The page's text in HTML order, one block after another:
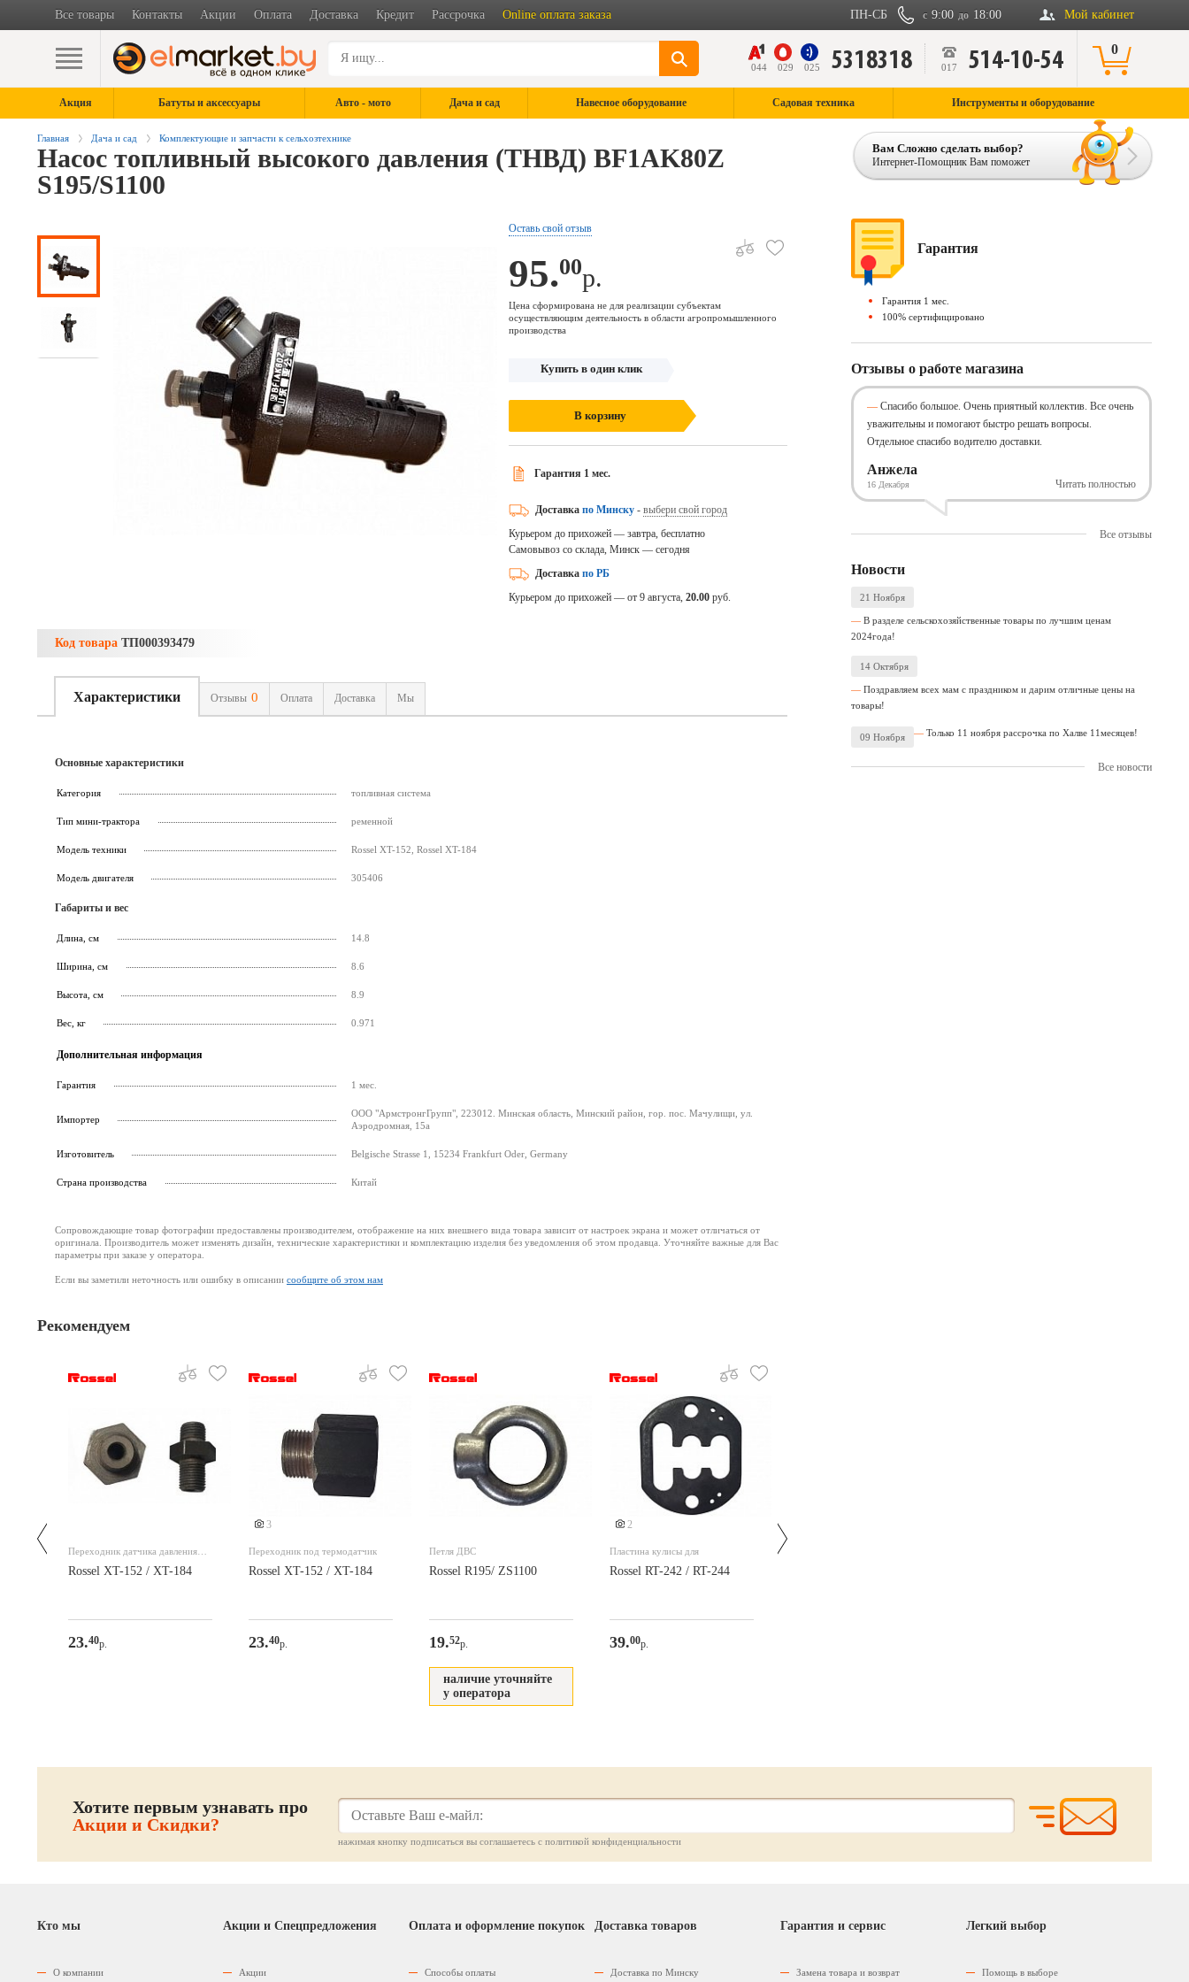
Все товары Контакты Акции Оплата Доставка Кредит Рассрочка Online оплата заказа Мой кабинет
с 9:00 до 18:00
ПН-СБ
044 029 025 5318318 017 514-10-54 0
Акция Батуты и аксессуары Авто - мото Дача и сад Навесное оборудование Садовая техника Инструменты и оборудование
Главная Дача и сад Комплектующие и запчасти к сельхозтехнике
Насос топливный высокого давления (ТНВД) BF1AK80Z
S195/S1100
Вам Сложно сделать выбор?
Интернет-Помощник Вам поможет
Оставь свой отзыв
95.00р.
Цена сформирована не для реализации субъектам
осуществляющим деятельность в области агропромышленного
производства
Купить в один клик
В корзину
Гарантия 1 мес.
Доставка по Минску- выбери свой город
Курьером до прихожей — завтра, бесплатно
Самовывоз со склада, Минск — сегодня
Доставка по РБ
Курьером до прихожей — от 9 августа, 20.00 руб.
Код товара ТП000393479
Характеристики Отзывы 0 Оплата Доставка Мы
Основные характеристики
Категория топливная система
Тип мини-трактора ременной
Модель техники Rossel XT-152, Rossel XT-184
Модель двигателя 305406
Габариты и вес
Длина, см 14.8
Ширина, см 8.6
Высота, см 8.9
Вес, кг 0.971
Дополнительная информация
Гарантия 1 мес.
Импортер
ООО "АрмстронгГрупп", 223012. Минская область, Минский район, гор. пос. Мачулищи, ул.
Аэродромная, 15а
Изготовитель Belgische Strasse 1, 15234 Frankfurt Oder, Germany
Страна производства Китай
Сопровождающие товар фотографии предоставлены производителем, отображение на них внешнего вида товара зависит от настроек экрана и может отличаться от
оригинала. Производитель может изменять дизайн, технические характеристики и комплектацию изделия без уведомления об этом продавца. Уточняйте важные для Вас
параметры при заказе у оператора.
Если вы заметили неточность или ошибку в описании сообщите об этом нам
Рекомендуем
Переходник датчика давления
Rossel XT-152 / XT-184
23.40р.
3
Переходник под термодатчик
Rossel XT-152 / XT-184
23.40р.
Петля ДВС
Rossel R195/ ZS1100
19.52р.
наличие уточняйте
у оператора
2
Пластина кулисы для
Rossel RT-242 / RT-244
39.00р.
Гарантия
Гарантия 1 мес.
100% сертифицировано
Отзывы о работе магазина
Спасибо большое. Очень приятный коллектив. Все очень
уважительны и помогают быстро решать вопросы.
Отдельное спасибо водителю доставки.
Анжела
16 Декабря Читать полностью
Все отзывы
Новости
21 Ноября
В разделе сельскохозяйственные товары по лучшим ценам
2024года!
14 Октября
Поздравляем всех мам с праздником и дарим отличные цены на
товары!
09 Ноября Только 11 ноября рассрочка по Халве 11месяцев!
Все новости
Хотите первым узнавать про
Акции и Скидки?
нажимая кнопку подписаться вы соглашаетесь с политикой конфиденциальности
Кто мы
О компании
Акции и Спецпредложения
Акции
Оплата и оформление покупок
Способы оплаты
Доставка товаров
Доставка по Минску
Гарантия и сервис
Замена товара и возврат
Легкий выбор
Помощь в выборе